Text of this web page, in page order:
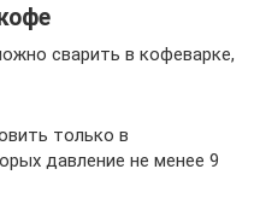
сварить в кофеварке,
только в
давление не менее 9